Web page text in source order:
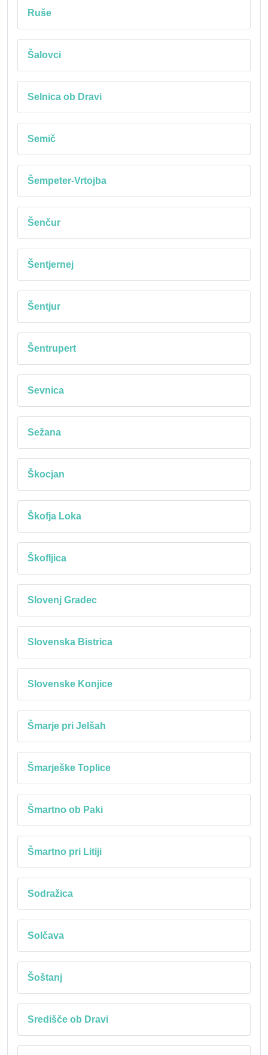
Ruše
Šalovci
Selnica ob Dravi
Semič
Šempeter-Vrtojba
Šenčur
Šentjernej
Šentjur
Šentrupert
Sevnica
Sežana
Škocjan
Škofja Loka
Škofljica
Slovenj Gradec
Slovenska Bistrica
Slovenske Konjice
Šmarje pri Jelšah
Šmarješke Toplice
Šmartno ob Paki
Šmartno pri Litiji
Sodražica
Solčava
Šoštanj
Središče ob Dravi